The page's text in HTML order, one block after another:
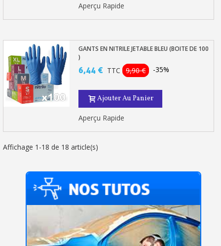
Aperçu Rapide
GANTS EN NITRILE JETABLE BLEU (BOITE DE 100
)
6,44 € TTC 9,90 € -35%
Ajouter Au Panier
Aperçu Rapide
Affichage 1-18 de 18 article(s)